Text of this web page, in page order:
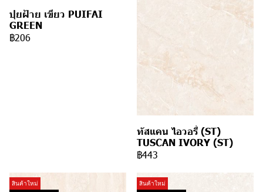
ปุยฝ้าย เขียว PUIFAI
GREEN
฿206
ทัสแคน ไอวอรี่ (ST)
TUSCAN IVORY (ST)
฿443
สินค้าใหม่
สินค้าใหม่